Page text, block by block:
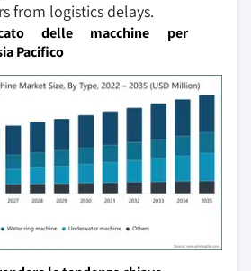
from logistics delays.
delle macchine per
Pacifico